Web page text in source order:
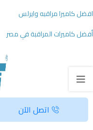
افضل كاميرا مراقبه وايرلس
أفضل كاميرات المراقبة في مصر
اتصل الآن